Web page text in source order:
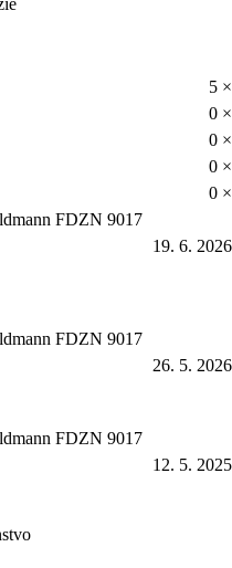
5 ×
0 ×
0 ×
0 ×
0 ×
FDZN 9017
19. 6. 2026
FDZN 9017
26. 5. 2026
FDZN 9017
12. 5. 2025